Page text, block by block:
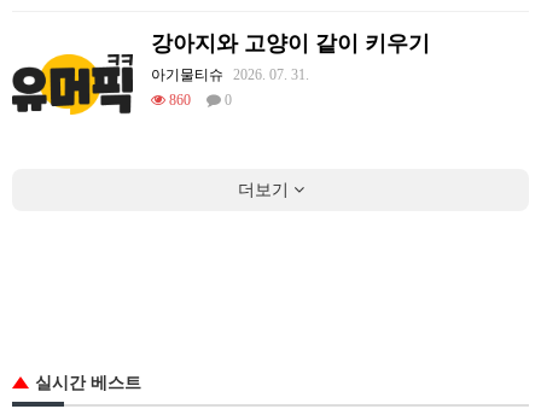
강아지와 고양이 같이 키우기
아기물티슈
2026. 07. 31.
860
0
더보기
실시간 베스트